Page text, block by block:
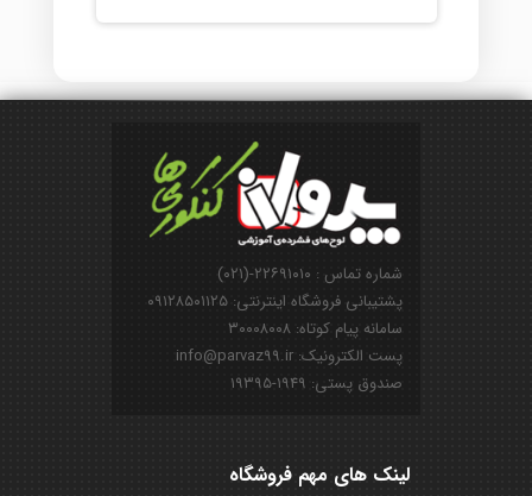
شماره تماس : ۲۲۶۹۱۰۱۰-(۰۲۱)
پشتیبانی فروشگاه اینترنتی: ۰۹۱۲۸۵۰۱۱۲۵
سامانه پیام کوتاه: ۳۰۰۰۸۰۰۸
پست الکترونیک: info@parvaz99.ir
صندوق پستی: ۱۹۴۹-۱۹۳۹۵
لینک های مهم فروشگاه